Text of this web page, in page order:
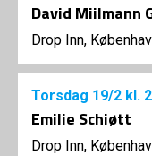
David Miilmann
Drop Inn,
Torsdag 19/2 kl.
Emilie Schiøtt
Drop Inn,